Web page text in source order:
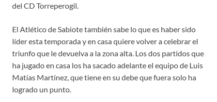
del CD Torreperogil.
El Atlético de Sabiote también sabe lo que es haber sido
líder esta temporada y en casa quiere volver a celebrar el
triunfo que le devuelva a la zona alta. Los dos partidos que
ha jugado en casa los ha sacado adelante el equipo de Luis
Matías Martínez, que tiene en su debe que fuera solo ha
logrado un punto.